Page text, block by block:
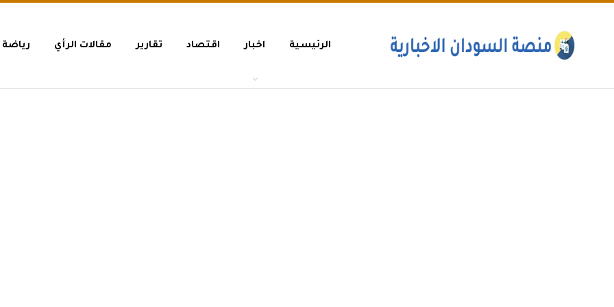
الرئيسية اخبار اقتصاد تقارير مقالات الرأي رياضة